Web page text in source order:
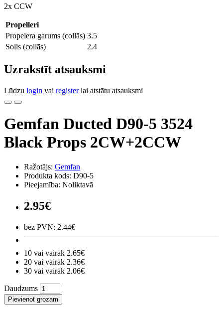
2x CCW
Propelleri
Propelera garums (collās) 3.5
Solis (collās)
2.4
Uzrakstīt atsauksmi
Lūdzu login vai registerlai atstātu atsauksmi
Gemfan Ducted D90-5 3524
Black Props 2CW+2CCW
Ražotājs: Gemfan
Produkta kods: D90-5
Pieejamība: Noliktavā
2.95€
bez PVN: 2.44€
10 vai vairāk 2.65€
20 vai vairāk 2.36€
30 vai vairāk 2.06€
Daudzums
Pievienot grozam